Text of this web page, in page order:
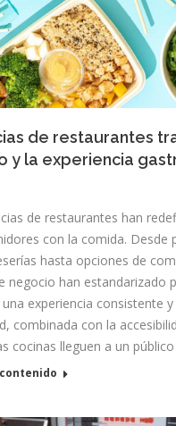
de restaurantes
y la experiencia
de restaurantes han
con la comida. Desde
hasta opciones de
negocio han estandarizado
experiencia consistente y
combinada con la
cocinas lleguen a un